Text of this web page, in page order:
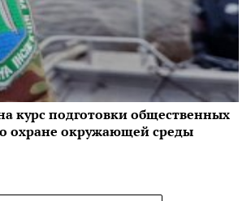
курс подготовки общественных
охране окружающей среды